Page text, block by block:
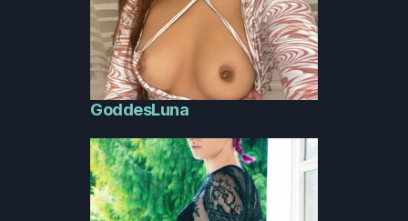
GoddesLuna